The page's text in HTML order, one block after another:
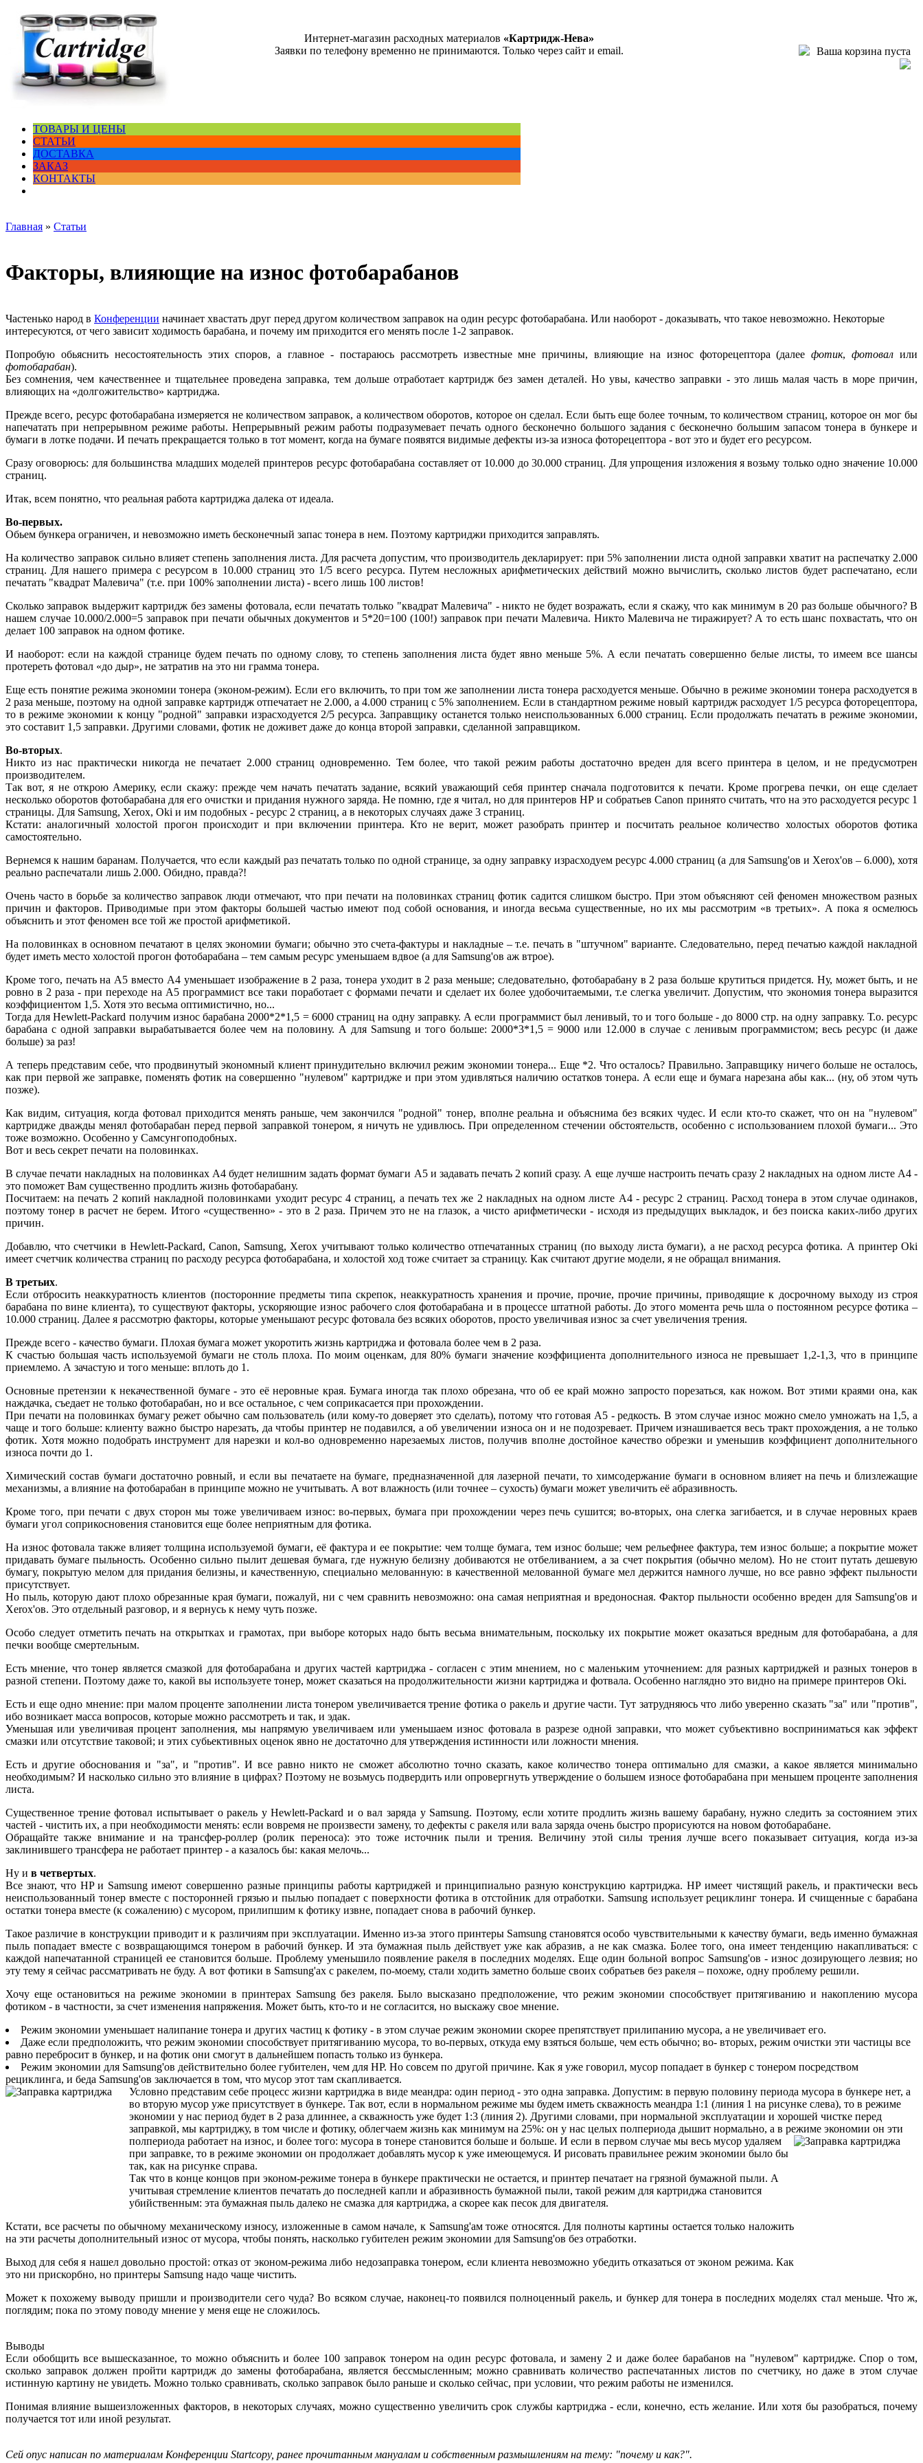
Интернет-магазин расходных материалов «Картридж-Нева»
Заявки по телефону временно не принимаются. Только через сайт и email.
Ваша корзина пуста
ТОВАРЫ И ЦЕНЫ
СТАТЬИ
ДОСТАВКА
ЗАКАЗ
КОНТАКТЫ
Главная » Статьи
Факторы, влияющие на износ фотобарабанов
Частенько народ в Конференции начинает хвастать друг перед другом количеством заправок на один ресурс фотобарабана. Или наоборот - доказывать, что такое невозможно. Некоторые
интересуются, от чего зависит ходимость барабана, и почему им приходится его менять после 1-2 заправок.
Попробую обьяснить несостоятельность этих споров, а главное - постараюсь рассмотреть известные мне причины, влияющие на износ фоторецептора (далеефотик,фотовал или
фотобарабан).
Без сомнения, чем качественнее и тщательнее проведена заправка, тем дольше отработает картридж без замен деталей. Но увы, качество заправки - это лишь малая часть в море причин,
влияющих на «долгожительство» картриджа.
Прежде всего, ресурс фотобарабана измеряется не количеством заправок, а количеством оборотов, которое он сделал. Если быть еще более точным, то количеством страниц, которое он мог бы
напечатать при непрерывном режиме работы. Непрерывный режим работы подразумевает печать одного бесконечно большого задания с бесконечно большим запасом тонера в бункере и
бумаги в лотке подачи. И печать прекращается только в тот момент, когда на бумаге появятся видимые дефекты из-за износа фоторецептора - вот это и будет его ресурсом.
Сразу оговорюсь: для большинства младших моделей принтеров ресурс фотобарабана составляет от 10.000 до 30.000 страниц. Для упрощения изложения я возьму только одно значение 10.000
страниц.
Итак, всем понятно, что реальная работа картриджа далека от идеала.
Во-первых.
Обьем бункера ограничен, и невозможно иметь бесконечный запас тонера в нем. Поэтому картриджи приходится заправлять.
На количество заправок сильно влияет степень заполнения листа. Для расчета допустим, что производитель декларирует: при 5% заполнении листа одной заправки хватит на распечатку 2.000
страниц. Для нашего примера с ресурсом в 10.000 страниц это 1/5 всего ресурса. Путем несложных арифметических действий можно вычислить, сколько листов будет распечатано, если
печатать "квадрат Малевича" (т.е. при 100% заполнении листа) - всего лишь 100 листов!
Сколько заправок выдержит картридж без замены фотовала, если печатать только "квадрат Малевича" - никто не будет возражать, если я скажу, что как минимум в 20 раз больше обычного? В
нашем случае 10.000/2.000=5 заправок при печати обычных документов и 5*20=100 (100!) заправок при печати Малевича. Никто Малевича не тиражирует? А то есть шанс похвастать, что он
делает 100 заправок на одном фотике.
И наоборот: если на каждой странице будем печать по одному слову, то степень заполнения листа будет явно меньше 5%. А если печатать совершенно белые листы, то имеем все шансы
протереть фотовал «до дыр», не затратив на это ни грамма тонера.
Еще есть понятие режима экономии тонера (эконом-режим). Если его включить, то при том же заполнении листа тонера расходуется меньше. Обычно в режиме экономии тонера расходуется в
2 раза меньше, поэтому на одной заправке картридж отпечатает не 2.000, а 4.000 страниц с 5% заполнением. Если в стандартном режиме новый картридж расходует 1/5 ресурса фоторецептора,
то в режиме экономии к концу "родной" заправки израсходуется 2/5 ресурса. Заправщику останется только неиспользованных 6.000 страниц. Если продолжать печатать в режиме экономии,
это составит 1,5 заправки. Другими словами, фотик не доживет даже до конца второй заправки, сделанной заправщиком.
Во-вторых.
Никто из нас практически никогда не печатает 2.000 страниц одновременно. Тем более, что такой режим работы достаточно вреден для всего принтера в целом, и не предусмотрен
производителем.
Так вот, я не открою Америку, если скажу: прежде чем начать печатать задание, всякий уважающий себя принтер сначала подготовится к печати. Кроме прогрева печки, он еще сделает
несколько оборотов фотобарабана для его очистки и придания нужного заряда. Не помню, где я читал, но для принтеров НР и собратьев Canon принято считать, что на это расходуется ресурс 1
страницы. Для Samsung, Хеrоx, Oki и им подобных - ресурс 2 страниц, а в некоторых случаях даже 3 страниц.
Кстати: аналогичный холостой прогон происходит и при включении принтера. Кто не верит, может разобрать принтер и посчитать реальное количество холостых оборотов фотика
самостоятельно.
Вернемся к нашим баранам. Получается, что если каждый раз печатать только по одной странице, за одну заправку израсходуем ресурс 4.000 страниц (а для Samsung'ов и Xerox'ов – 6.000), хотя
реально распечатали лишь 2.000. Обидно, правда?!
Очень часто в борьбе за количество заправок люди отмечают, что при печати на половинках страниц фотик садится слишком быстро. При этом объясняют сей феномен множеством разных
причин и факторов. Приводимые при этом факторы большей частью имеют под собой основания, и иногда весьма существенные, но их мы рассмотрим «в третьих». А пока я осмелюсь
объяснить и этот феномен все той же простой арифметикой.
На половинках в основном печатают в целях экономии бумаги; обычно это счета-фактуры и накладные – т.е. печать в "штучном" варианте. Следовательно, перед печатью каждой накладной
будет иметь место холостой прогон фотобарабана – тем самым ресурс уменьшаем вдвое (а для Samsung'ов аж втрое).
Кроме того, печать на А5 вместо А4 уменьшает изображение в 2 раза, тонера уходит в 2 раза меньше; следовательно, фотобарабану в 2 раза больше крутиться придется. Ну, может быть, и не
ровно в 2 раза - при переходе на А5 программист все таки поработает с формами печати и сделает их более удобочитаемыми, т.е слегка увеличит. Допустим, что экономия тонера выразится
коэффициентом 1,5. Хотя это весьма оптимистично, но...
Тогда для Hewlett-Packard получим износ барабана 2000*2*1,5 = 6000 страниц на одну заправку. А если программист был ленивый, то и того больше - до 8000 стр. на одну заправку. Т.о. ресурс
барабана с одной заправки вырабатывается более чем на половину. А для Samsung и того больше: 2000*3*1,5 = 9000 или 12.000 в случае с ленивым программистом; весь ресурс (и даже
больше) за раз!
А теперь представим себе, что продвинутый экономный клиент принудительно включил режим экономии тонера... Еще *2. Что осталось? Правильно. Заправщику ничего больше не осталось,
как при первой же заправке, поменять фотик на совершенно "нулевом" картридже и при этом удивляться наличию остатков тонера. А если еще и бумага нарезана абы как... (ну, об этом чуть
позже).
Как видим, ситуация, когда фотовал приходится менять раньше, чем закончился "родной" тонер, вполне реальна и объяснима без всяких чудес. И если кто-то скажет, что он на "нулевом"
картридже дважды менял фотобарабан перед первой заправкой тонером, я ничуть не удивлюсь. При определенном стечении обстоятельств, особенно с использованием плохой бумаги... Это
тоже возможно. Особенно у Самсунгоподобных.
Вот и весь секрет печати на половинках.
В случае печати накладных на половинках А4 будет нелишним задать формат бумаги А5 и задавать печать 2 копий сразу. А еще лучше настроить печать сразу 2 накладных на одном листе А4 -
это поможет Вам существенно продлить жизнь фотобарабану.
Посчитаем: на печать 2 копий накладной половинками уходит ресурс 4 страниц, а печать тех же 2 накладных на одном листе А4 - ресурс 2 страниц. Расход тонера в этом случае одинаков,
поэтому тонер в расчет не берем. Итого «существенно» - это в 2 раза. Причем это не на глазок, а чисто арифметически - исходя из предыдущих выкладок, и без поиска каких-либо других
причин.
Добавлю, что счетчики в Hewlett-Packard, Canon, Samsung, Xerox учитывают только количество отпечатанных страниц (по выходу листа бумаги), а не расход ресурса фотика. А принтер Oki
имеет счетчик количества страниц по расходу ресурса фотобарабана, и холостой ход тоже считает за страницу. Как считают другие модели, я не обращал внимания.
В третьих.
Если отбросить неаккуратность клиентов (посторонние предметы типа скрепок, неаккуратность хранения и прочие, прочие, прочие причины, приводящие к досрочному выходу из строя
барабана по вине клиента), то существуют факторы, ускоряющие износ рабочего слоя фотобарабана и в процессе штатной работы. До этого момента речь шла о постоянном ресурсе фотика –
10.000 страниц. Далее я рассмотрю факторы, которые уменьшают ресурс фотовала без всяких оборотов, просто увеличивая износ за счет увеличения трения.
Прежде всего - качество бумаги. Плохая бумага может укоротить жизнь картриджа и фотовала более чем в 2 раза.
К счастью большая часть используемой бумаги не столь плоха. По моим оценкам, для 80% бумаги значение коэффициента дополнительного износа не превышает 1,2-1,3, что в принципе
приемлемо. А зачастую и того меньше: вплоть до 1.
Основные претензии к некачественной бумаге - это её неровные края. Бумага иногда так плохо обрезана, что об ее край можно запросто порезаться, как ножом. Вот этими краями она, как
наждачка, съедает не только фотобарабан, но и все остальное, с чем соприкасается при прохождении.
При печати на половинках бумагу режет обычно сам пользователь (или кому-то доверяет это сделать), потому что готовая А5 - редкость. В этом случае износ можно смело умножать на 1,5, а
чаще и того больше: клиенту важно быстро нарезать, да чтобы принтер не подавился, а об увеличении износа он и не подозревает. Причем изнашивается весь тракт прохождения, а не только
фотик. Хотя можно подобрать инструмент для нарезки и кол-во одновременно нарезаемых листов, получив вполне достойное качество обрезки и уменьшив коэффициент дополнительного
износа почти до 1.
Химический состав бумаги достаточно ровный, и если вы печатаете на бумаге, предназначенной для лазерной печати, то химсодержание бумаги в основном влияет на печь и близлежащие
механизмы, а влияние на фотобарабан в принципе можно не учитывать. А вот влажность (или точнее – сухость) бумаги может увеличить её абразивность.
Кроме того, при печати с двух сторон мы тоже увеличиваем износ: во-первых, бумага при прохождении через печь сушится; во-вторых, она слегка загибается, и в случае неровных краев
бумаги угол соприкосновения становится еще более неприятным для фотика.
На износ фотовала также влияет толщина используемой бумаги, её фактура и ее покрытие: чем толще бумага, тем износ больше; чем рельефнее фактура, тем износ больше; а покрытие может
придавать бумаге пыльность. Особенно сильно пылит дешевая бумага, где нужную белизну добиваются не отбеливанием, а за счет покрытия (обычно мелом). Но не стоит путать дешевую
бумагу, покрытую мелом для придания белизны, и качественную, специально мелованную: в качественной мелованной бумаге мел держится намного лучше, но все равно эффект пыльности
присутствует.
Но пыль, которую дают плохо обрезанные края бумаги, пожалуй, ни с чем сравнить невозможно: она самая неприятная и вредоносная. Фактор пыльности особенно вреден для Samsung'ов и
Xerox'ов. Это отдельный разговор, и я вернусь к нему чуть позже.
Особо следует отметить печать на открытках и грамотах, при выборе которых надо быть весьма внимательным, поскольку их покрытие может оказаться вредным для фотобарабана, а для
печки вообще смертельным.
Есть мнение, что тонер является смазкой для фотобарабана и других частей картриджа - согласен с этим мнением, но с маленьким уточнением: для разных картриджей и разных тонеров в
разной степени. Поэтому даже то, какой вы используете тонер, может сказаться на продолжительности жизни картриджа и фотвала. Особенно наглядно это видно на примере принтеров Oki.
Есть и еще одно мнение: при малом проценте заполнении листа тонером увеличивается трение фотика о ракель и другие части. Тут затрудняюсь что либо уверенно сказать "за" или "против",
ибо возникает масса вопросов, которые можно рассмотреть и так, и эдак.
Уменьшая или увеличивая процент заполнения, мы напрямую увеличиваем или уменьшаем износ фотовала в разрезе одной заправки, что может субъективно восприниматься как эффект
смазки или отсутствие таковой; и этих субьективных оценок явно не достаточно для утверждения истинности или ложности мнения.
Есть и другие обоснования и "за", и "против". И все равно никто не сможет абсолютно точно сказать, какое количество тонера оптимально для смазки, а какое является минимально
необходимым? И насколько сильно это влияние в цифрах? Поэтому не возьмусь подвердить или опровергнуть утверждение о большем износе фотобарабана при меньшем проценте заполнения
листа.
Существенное трение фотовал испытывает о ракель у Нewlett-Рackard и о вал заряда у Samsung. Поэтому, если хотите продлить жизнь вашему барабану, нужно следить за состоянием этих
частей - чистить их, а при необходимости менять: если вовремя не произвести замену, то дефекты с ракеля или вала заряда очень быстро прорисуются на новом фотобарабане.
Обращайте также внимание и на трансфер-роллер (ролик переноса): это тоже источник пыли и трения. Величину этой силы трения лучше всего показывает ситуация, когда из-за
заклинившего трансфера не работает принтер - а казалось бы: какая мелочь...
Ну и в четвертых.
Все знают, что HP и Samsung имеют совершенно разные принципы работы картриджей и принципиально разную конструкцию картриджа. НР имеет чистящий ракель, и практически весь
неиспользованный тонер вместе с посторонней грязью и пылью попадает с поверхности фотика в отстойник для отработки. Samsung использует рециклинг тонера. И счищенные с барабана
остатки тонера вместе (к сожалению) с мусором, прилипшим к фотику извне, попадает снова в рабочий бункер.
Такое различие в конструкции приводит и к различиям при эксплуатации. Именно из-за этого принтеры Samsung становятся особо чувствительными к качеству бумаги, ведь именно бумажная
пыль попадает вместе с возвращающимся тонером в рабочий бункер. И эта бумажная пыль действует уже как абразив, а не как смазка. Более того, она имеет тенденцию накапливаться: с
каждой напечатанной страницей ее становится больше. Проблему уменьшило появление ракеля в последних моделях. Еще один больной вопрос Samsung'ов - износ дозирующего лезвия; но
эту тему я сейчас рассматривать не буду. А вот фотики в Samsung'ах с ракелем, по-моему, стали ходить заметно больше своих собратьев без ракеля – похоже, одну проблему решили.
Хочу еще остановиться на режиме экономии в принтерах Samsung без ракеля. Было высказано предположение, что режим экономии способствует притягиванию и накоплению мусора
фотиком - в частности, за счет изменения напряжения. Может быть, кто-то и не согласится, но выскажу свое мнение.
Режим экономии уменьшает налипание тонера и других частиц к фотику - в этом случае режим экономии скорее препятствует прилипанию мусора, а не увеличивает его.
Даже если предположить, что режим экономии способствует притягиванию мусора, то во-первых, откуда ему взяться больше, чем есть обычно; во- вторых, режим очистки эти частицы все
равно перебросит в бункер, и на фотик они смогут в дальнейшем попасть только из бункера.
Режим экономии для Samsung'ов действительно более губителен, чем для НР. Но совсем по другой причине. Как я уже говорил, мусор попадает в бункер с тонером посредством
рециклинга, и беда Samsung'ов заключается в том, что мусор этот там скапливается.
Условно представим себе процесс жизни картриджа в виде меандра: один период - это одна заправка. Допустим: в первую половину периода мусора в бункере нет, а
во вторую мусор уже присутствует в бункере. Так вот, если в нормальном режиме мы будем иметь скважность меандра 1:1 (линия 1 на рисунке слева), то в режиме
экономии у нас период будет в 2 раза длиннее, а скважность уже будет 1:3 (линия 2). Другими словами, при нормальной эксплуатации и хорошей чистке перед
заправкой, мы картриджу, в том числе и фотику, облегчаем жизнь как минимум на 25%: он у нас целых полпериода дышит нормально, а в режиме экономии он эти
полпериода работает на износ, и более того: мусора в тонере становится больше и больше. И если в первом случае мы весь мусор удаляем
при заправке, то в режиме экономии он продолжает добавлять мусор к уже имеющемуся. И рисовать правильнее режим экономии было бы
так, как на рисунке справа.
Так что в конце концов при эконом-режиме тонера в бункере практически не остается, и принтер печатает на грязной бумажной пыли. А
учитывая стремление клиентов печатать до последней капли и абразивность бумажной пыли, такой режим для картриджа становится
убийственным: эта бумажная пыль далеко не смазка для картриджа, а скорее как песок для двигателя.
Кстати, все расчеты по обычному механическому износу, изложенные в самом начале, к Samsung'ам тоже относятся. Для полноты картины остается только наложить
на эти расчеты дополнительный износ от мусора, чтобы понять, насколько губителен режим экономии для Samsung'ов без отработки.
Выход для себя я нашел довольно простой: отказ от эконом-режима либо недозаправка тонером, если клиента невозможно убедить отказаться от эконом режима. Как
это ни прискорбно, но принтеры Samsung надо чаще чистить.
Может к похожему выводу пришли и производители сего чуда? Во всяком случае, наконец-то появился полноценный ракель, и бункер для тонера в последних моделях стал меньше. Что ж,
поглядим; пока по этому поводу мнение у меня еще не сложилось.
Выводы
Если обобщить все вышесказанное, то можно объяснить и более 100 заправок тонером на один ресурс фотовала, и замену 2 и даже более барабанов на "нулевом" картридже. Спор о том,
сколько заправок должен пройти картридж до замены фотобарабана, является бессмысленным; можно сравнивать количество распечатанных листов по счетчику, но даже в этом случае
истинную картину не увидеть. Можно только сравнивать, сколько заправок было раньше и сколько сейчас, при условии, что режим работы не изменился.
Понимая влияние вышеизложенных факторов, в некоторых случаях, можно существенно увеличить срок службы картриджа - если, конечно, есть желание. Или хотя бы разобраться, почему
получается тот или иной результат.
Сей опус написан по материалам Конференции Startcopy, ранее прочитанным мануалам и собственным размышлениям на тему: "почему и как?".